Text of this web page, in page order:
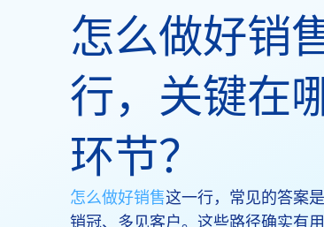
怎么做好销
行，关键在
环节？
怎么做好销售这一行，常见的答案
销冠、多见客户。这些路径确实有